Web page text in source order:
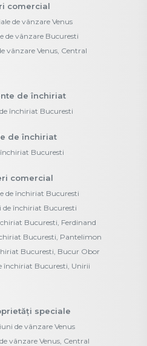
comercial
de vânzare Venus
de vânzare Bucuresti
vânzare Venus, Central
de închiriat
închiriat Bucuresti
de închiriat
închiriat Bucuresti
comercial
de închiriat Bucuresti
de închiriat Bucuresti
Bucuresti, Ferdinand
Bucuresti, Pantelimon
Bucuresti, Bucur Obor
închiriat Bucuresti, Unirii
speciale
de vânzare Venus
vânzare Venus, Central